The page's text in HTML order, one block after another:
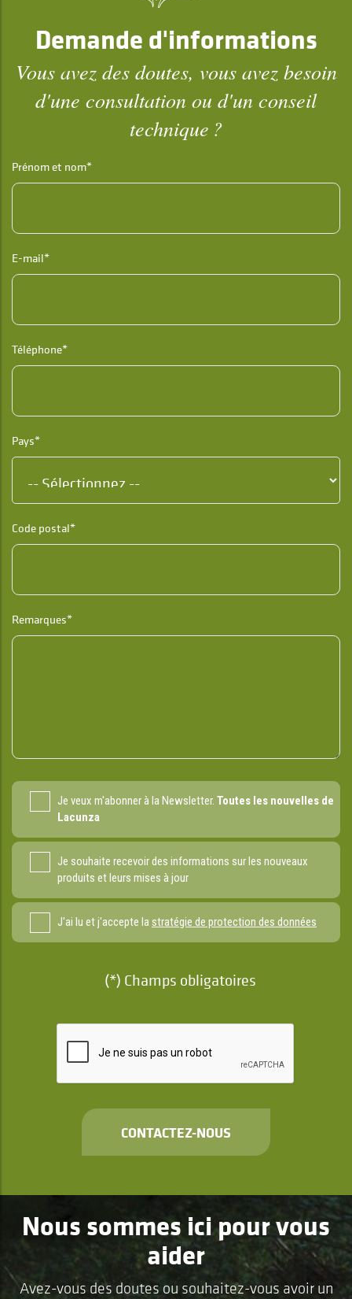
Demande d'informations
Vous avez des doutes, vous avez besoin
d'une consultation ou d'un conseil
technique ?
Prénom et nom*
E-mail*
Téléphone*
Pays*
Code postal*
Remarques*
Je veux m'abonner à la Newsletter. Toutes les nouvelles de
Lacunza
Je souhaite recevoir des informations sur les nouveaux
produits et leurs mises à jour
J'ai lu et j'accepte lastratégie de protection des données
(*) Champs obligatoires
CONTACTEZ-NOUS
Nous sommes ici pour vous
aider
Avez-vous des doutes ou souhaitez-vous avoir un